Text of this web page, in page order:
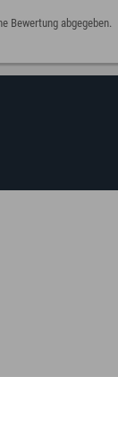
Bewertung abgegeben.